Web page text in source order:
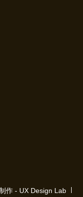
作 - UX Design Lab